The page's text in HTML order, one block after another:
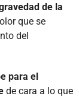
de la
que se
del
para el
de cara a lo que